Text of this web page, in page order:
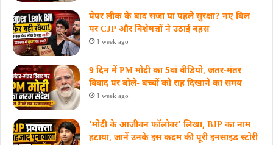
पेपर लीक के बाद सजा या पहले सुरक्षा? नए बिल
पर CJP और विशेषज्ञों ने उठाई बहस
1 week ago
9 दिन में PM मोदी का 5वां वीडियो, जंतर-मंतर
विवाद पर बोले- बच्चों को राह दिखाने का समय
1 week ago
‘मोदी के आजीवन फॉलोवर’ लिखा, BJP का नाम
हटाया, जानें उनके इस कदम की पूरी इनसाइड स्‍टोरी